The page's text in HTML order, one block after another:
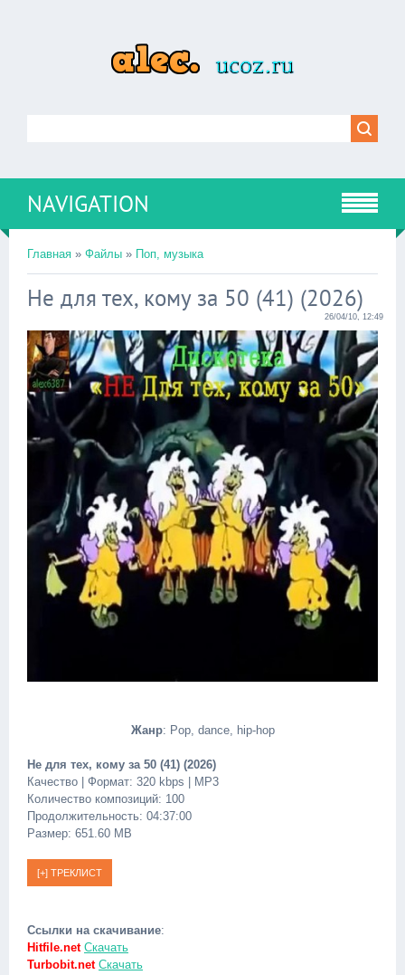
NAVIGATION
Главная » Файлы » Поп, музыка
Не для тех, кому за 50 (41) (2026)
26/04/10, 12:49
Жанр: Pop, dance, hip-hop
Не для тех, кому за 50 (41) (2026)
Качество | Формат: 320 kbps | MP3
Количество композиций: 100
Продолжительность: 04:37:00
Размер: 651.60 MB
Ссылки на скачивание:
Hitfile.net Скачать
Turbobit.net Скачать